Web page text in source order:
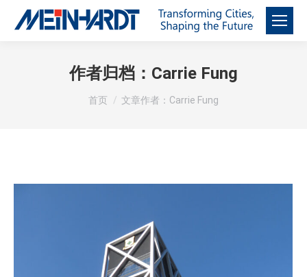
作者归档： Carrie Fung
您在这里：
首页 文章作者：Carrie Fung